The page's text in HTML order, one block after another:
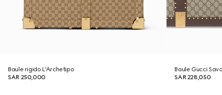
Baule rigido L'Archetipo
SAR 250,000
Baule Gucci
SAR 228,050